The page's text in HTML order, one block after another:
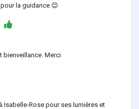
la guidance 😊
bienveillance. Merci
Isabelle-Rose pour ses lumières et